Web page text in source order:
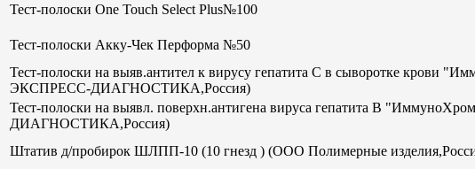
Тест-полоски One Touch Select Plus№100
Тест-полоски Акку-Чек Перформа №50
Тест-полоски на выяв.антител к вирусу гепатита С в сыворотке
ЭКСПРЕСС-ДИАГНОСТИКА,Россия)
Тест-полоски на выявл. поверхн.антигена вируса гепатита В
ДИАГНОСТИКА,Россия)
Штатив д/пробирок ШЛПП-10 (10 гнезд ) (ООО Полимерные